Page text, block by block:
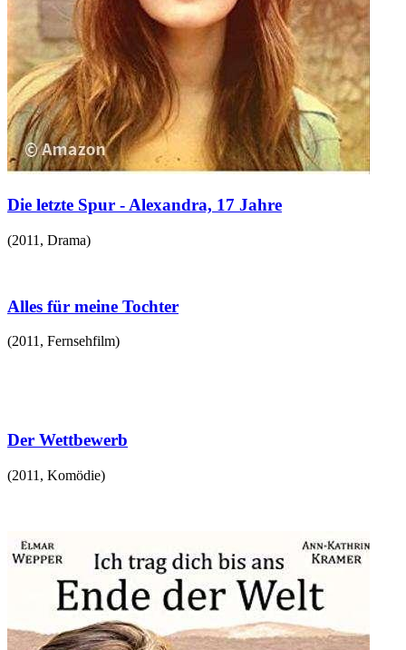
Die letzte Spur - Alexandra, 17 Jahre
(2011 , Drama)
Alles für meine Tochter
(2011 , Fernsehfilm)
Der Wettbewerb
(2011 , Komödie)